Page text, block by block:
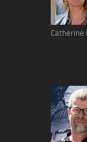
Catherine